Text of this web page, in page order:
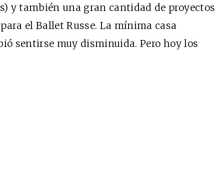
y también una gran cantidad de proyectos
el Ballet Russe. La mínima casa
sentirse muy disminuida. Pero hoy los
SUSCRÍBETE